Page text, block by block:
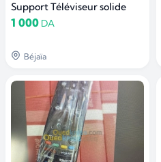
Support Téléviseur solide
1 000 DA
Béjaïa